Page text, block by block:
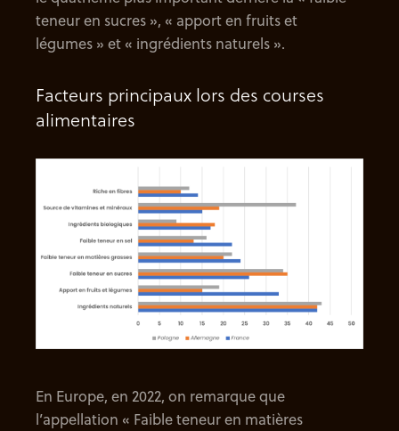
teneur en sucres », « apport en fruits et
légumes » et « ingrédients naturels ».
Facteurs principaux lors des courses
alimentaires
En Europe, en 2022, on remarque que
l’appellation « Faible teneur en matières